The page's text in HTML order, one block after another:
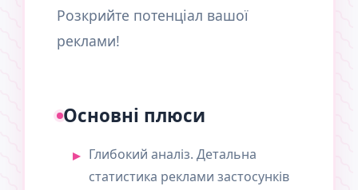
Розкрийте потенціал вашої
реклами!
Основні плюси
Глибокий аналіз. Детальна
статистика реклами застосунків